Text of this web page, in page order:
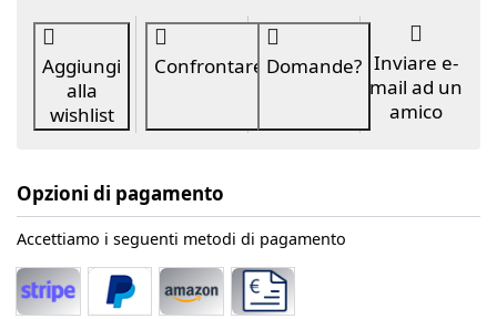
Aggiungi
alla
wishlist
Confrontare Domande? Inviare e-
mail ad un
amico
Opzioni di pagamento
Accettiamo i seguenti metodi di pagamento